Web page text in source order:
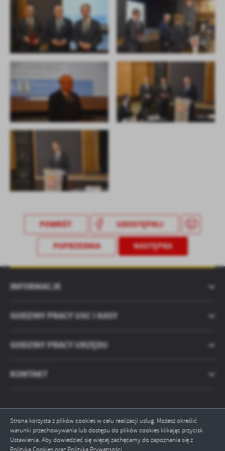
Strona korzysta z plików cookies w celu realizacji usług. Możesz określić
warunki przechowywania lub dostępu do plików cookies klikając przycisk
Ustawienia. Aby dowiedzieć się więcej zachęcamy do zapoznania się z
Polityką Cookies oraz Polityką Prywatności.
treści w postaci wiadomości, ofert, komunikatów mediów
społecznościowych.
POWRÓT UDOSTĘPNIJ
POPRZEDNIA NASTĘPNA
INFORMACJE
GODZINY PRACY USC I KASY
GODZINY PRACY URZĘDU
KONTAKT
Odwiedzin: 2567479